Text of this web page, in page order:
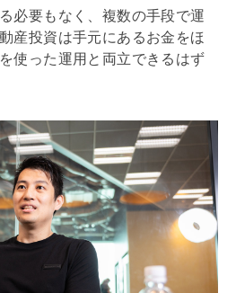
必要もなく、複数の手段で運
産投資は手元にあるお金をほ
使った運用と両立できるはず